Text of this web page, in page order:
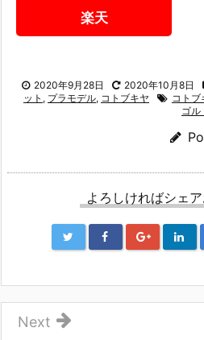
楽天
2020年9月28日 2020年10月8日
ット , プラモデル, コトブキヤ コトブ
ゴル
よろしければシェ
Next